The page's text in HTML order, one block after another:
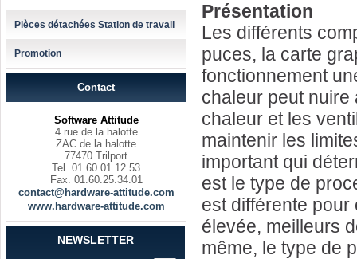
Pièces détachées Station de travail
Promotion
Contact
Software Attitude
4 rue de la halotte
ZAC de la halotte
77470 Trilport
Tel. 01.60.01.12.53
Fax. 01.60.25.34.01
contact@hardware-attitude.com
www.hardware-attitude.com
NEWSLETTER
Présentation
Les différents
puces, la carte
fonctionnement
chaleur peut
chaleur et les
maintenir les
important qui
est le type de
est différente
élevée, meilleurs
même, le type de